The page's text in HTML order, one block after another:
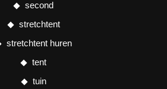
second
stretchtent
stretchtent huren
tent
tuin